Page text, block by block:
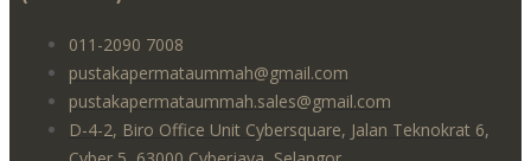
011-2090 7008
pustakapermataummah@gmail.com
pustakapermataummah.sales@gmail.com
D-4-2, Biro Office Unit Cybersquare, Jalan Teknokrat 6,